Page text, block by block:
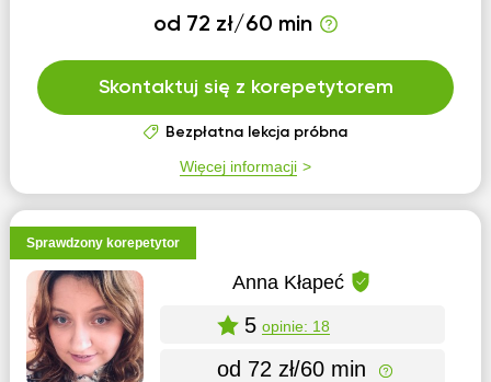
od 72 zł/60 min
Skontaktuj się z korepetytorem
Bezpłatna lekcja próbna
Więcej informacji
Sprawdzony korepetytor
Anna Kłapeć
5 opinie: 18
od 72 zł/60 min